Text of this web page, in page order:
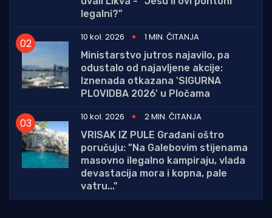
legalni?"
10 kol. 2026
1 MIN. ČITANJA
Ministarstvo jutros najavilo, pa
odustalo od najavljene akcije:
Iznenada otkazana 'SIGURNA
PLOVIDBA 2026' u Pločama
10 kol. 2026
2 MIN. ČITANJA
VRISAK IZ PULE Građani oštro
poručuju: "Na Galebovim stijenama
masovno ilegalno kampiraju, vlada
devastacija mora i kopna, pale
vatru..."